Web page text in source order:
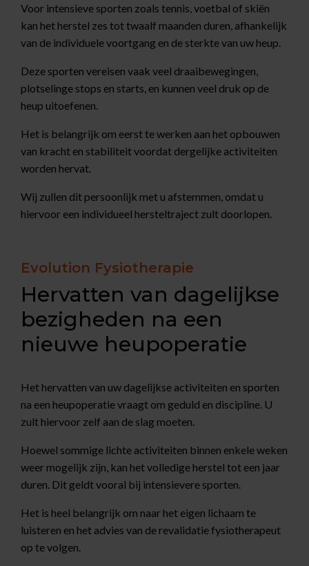
Voor intensieve sporten zoals tennis, voetbal of skiën
kan het herstel zes tot twaalf maanden duren, afhankelijk
van de individuele voortgang en de sterkte van uw heup.
Deze sporten vereisen vaak veel draaibewegingen,
plotselinge stops en starts, en kunnen veel druk op de
heup uitoefenen.
Het is belangrijk om eerst te werken aan het opbouwen
van kracht en stabiliteit voordat dergelijke activiteiten
worden hervat.
Wij zullen dit persoonlijk met u afstemmen, omdat u
hiervoor een individueel hersteltraject zult doorlopen.
Evolution Fysiotherapie
Hervatten van dagelijkse
bezigheden na een
nieuwe heupoperatie
Het hervatten van uw dagelijkse activiteiten en sporten
na een heupoperatie vraagt om geduld en discipline. U
zult hiervoor zelf aan de slag moeten.
Hoewel sommige lichte activiteiten binnen enkele weken
weer mogelijk zijn, kan het volledige herstel tot een jaar
duren. Dit geldt vooral bij intensievere sporten.
Het is heel belangrijk om naar het eigen lichaam te
luisteren en het advies van de revalidatie fysiotherapeut
op te volgen.